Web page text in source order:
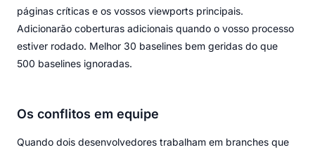
páginas críticas e os vossos viewports principais.
Adicionarão coberturas adicionais quando o vosso processo
estiver rodado. Melhor 30 baselines bem geridas do que
500 baselines ignoradas.
Os conflitos em equipe
Quando dois desenvolvedores trabalham em branches que